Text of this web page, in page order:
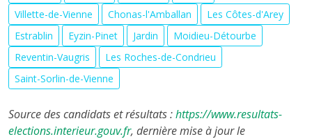
Villette-de-Vienne
Chonas-l'Amballan
Les Côtes-d'Arey
Estrablin
Eyzin-Pinet Jardin
Moidieu-Détourbe
Reventin-Vaugris
Les Roches-de-Condrieu
Saint-Sorlin-de-Vienne
Source des candidats et résultats :https://www.resultats-
elections.interieur.gouv.fr, dernière mise à jour le